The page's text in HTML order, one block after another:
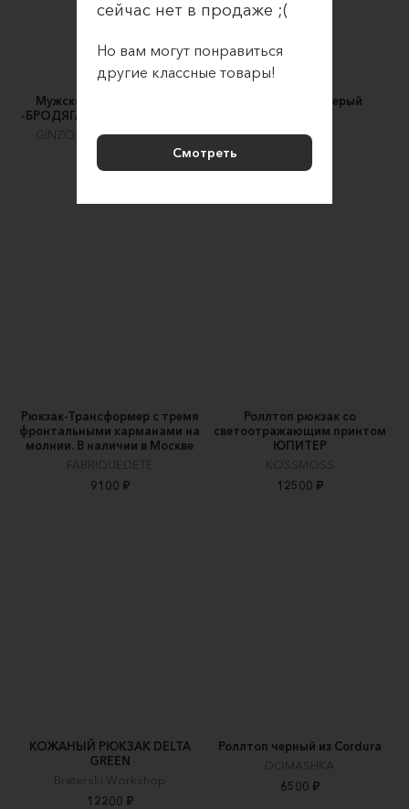
Мужской рюкзак из кожи
-БРОДЯГА ДЖО- цвет Коньяк
GINZO - кожаные изделия
Рюкзак Нойо - Серый
16790 ₽
Рюкзак-Трансформер с тремя
фронтальными карманами на
молнии. В наличии в Москве
FABRIQUEDETE
9100 ₽
Роллтоп рюкзак со
светоотражающим принтом
ЮПИТЕР
KOSSMOSS
12500 ₽
КОЖАНЫЙ РЮКЗАК DELTA
GREEN
Braterski Workshop
12200 ₽
Роллтоп черный из Cordura
DOMASHKA
6500 ₽
сейчас нет в продаже ;(
Но вам могут понравиться
другие классные товары!
Смотреть